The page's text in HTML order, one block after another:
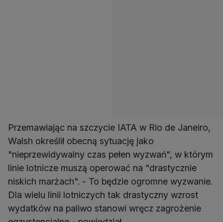
Przemawiając na szczycie IATA w Rio de Janeiro,
Walsh określił obecną sytuację jako
"nieprzewidywalny czas pełen wyzwań", w którym
linie lotnicze muszą operować na "drastycznie
niskich marżach". - To będzie ogromne wyzwanie.
Dla wielu linii lotniczych tak drastyczny wzrost
wydatków na paliwo stanowi wręcz zagrożenie